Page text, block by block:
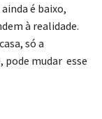
é baixo,
à realidade.
só a
pode mudar esse